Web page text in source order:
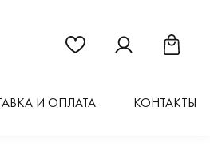
Ссылка на страницу
Ссылка наСсылка
И ОПЛАТА КОНТАКТЫ